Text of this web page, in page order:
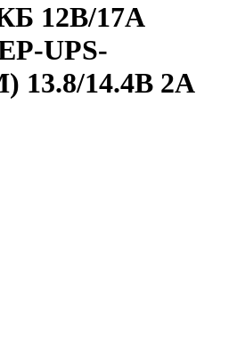
12В/17А
UPS-
13.8/14.4В 2А